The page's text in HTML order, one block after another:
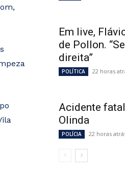
Em live,
de Pollon.
direita”
POLÍTICA 22 horas
Acidente
Olinda
POLÍCIA 22 horas